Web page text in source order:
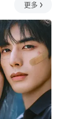
更多